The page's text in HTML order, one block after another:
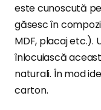
este cunoscută
găsesc în
MDF, placaj etc.).
înlocuiască
naturali. În mod
carton.